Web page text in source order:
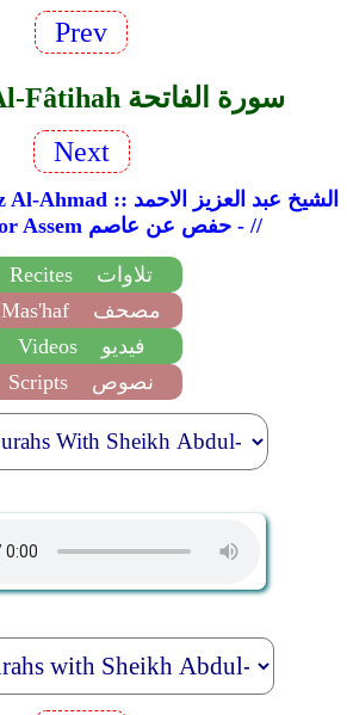
Prev
1. Surah Al-Fâtihah سورة الفاتحة
Next
Sheikh Abdul-Aziz Al-Ahmad :: الشيخ عبد العزيز الاحمد
// - Hafs for Assem حفص عن عاصم - //
Recites
تلاوات
Mas'haf
مصحف
Videos
فيديو
Scripts
نصوص